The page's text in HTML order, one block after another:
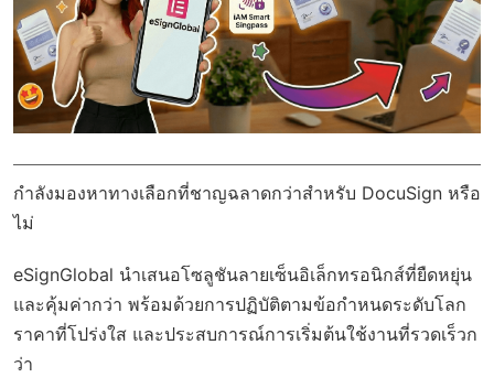
กำลังมองหาทางเลือกที่ชาญฉลาดกว่าสำหรับ DocuSign หรือ
ไม่
eSignGlobal นำเสนอโซลูชันลายเซ็นอิเล็กทรอนิกส์ที่ยืดหยุ่น
และคุ้มค่ากว่า พร้อมด้วยการปฏิบัติตามข้อกำหนดระดับโลก
ราคาที่โปร่งใส และประสบการณ์การเริ่มต้นใช้งานที่รวดเร็วก
ว่า